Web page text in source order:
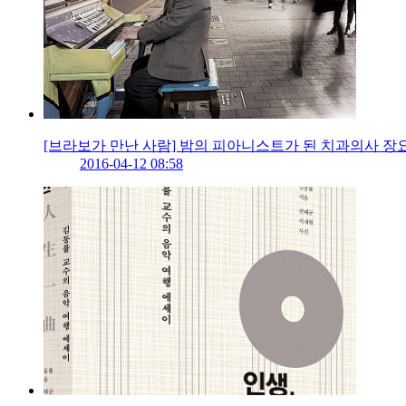
[브라보가 만난 사람] 밤의 피아니스트가 된 치과의사 장
2016-04-12 08:58